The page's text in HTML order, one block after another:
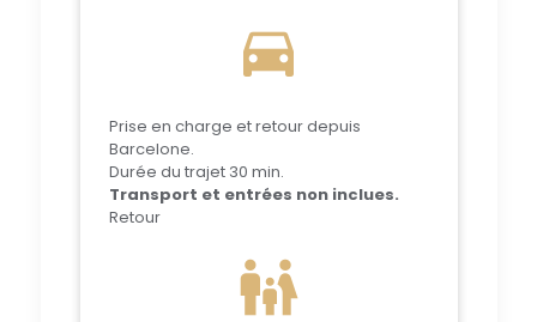
directions_car
Prise en charge et retour depuis
Barcelone.
Durée du trajet 30 min.
Transport et entrées non inclues.
Retour
family_restroom